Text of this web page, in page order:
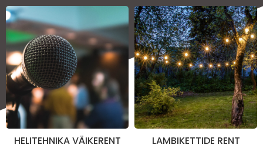
HELITEHNIKA VÄIKERENT LAMBIKETTIDE RENT